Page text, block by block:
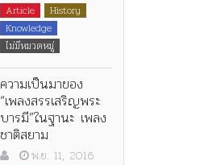
Article
History
Knowledge
ไม่มีหมวดหมู่
ความเป็นมาของ
“เพลงสรรเสริญพระ
บารมี”ในฐานะ เพลง
ชาติสยาม
พ.ย. 11, 2016